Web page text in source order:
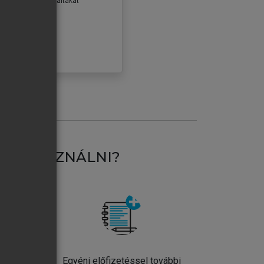
HASZNÁLNI?
Egyéni előfizetéssel további